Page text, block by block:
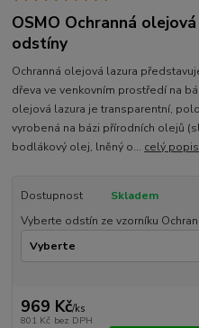
OSMO Ochranná
odstíny
Ochranná olejová lazura
dřeva ve venkovním prostředí na
olejová lazura je transparentní,
vyrobená na bázi přírodních olejů
bodlákový olej, lněný o... celý popis
Dostupnost
Skladem
Vyberte odstín ze vzorníku
969 Kč/ks
801 Kč bez DPH